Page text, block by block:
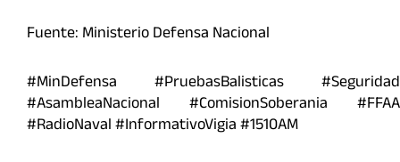
Fuente: Ministerio Defensa Nacional
#MinDefensa #PruebasBalisticas #Seguridad
#AsambleaNacional #ComisionSoberania #FFAA
#RadioNaval #InformativoVigia #1510AM